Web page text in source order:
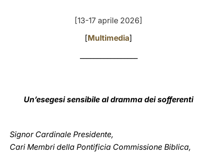
[13-17 aprile 2026]
[Multimedia]
Un’esegesi sensibile al dramma dei sofferenti
Signor Cardinale Presidente,
Cari Membri della Pontificia Commissione Biblica,